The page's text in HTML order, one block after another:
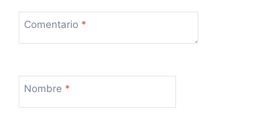
Comentario *
Nombre *